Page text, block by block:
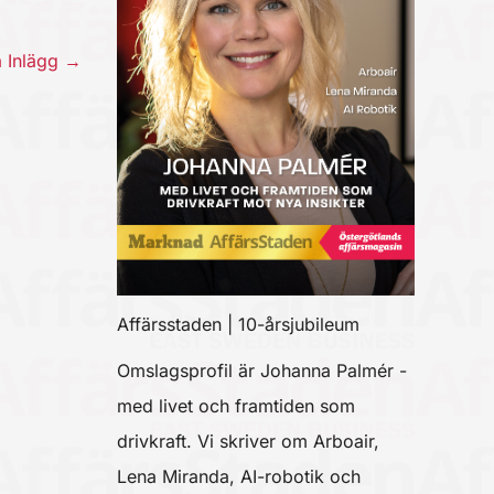
Inlägg →
Affärsstaden | 10-årsjubileum
Omslagsprofil är Johanna Palmér -
med livet och framtiden som
drivkraft. Vi skriver om Arboair,
Lena Miranda, AI-robotik och